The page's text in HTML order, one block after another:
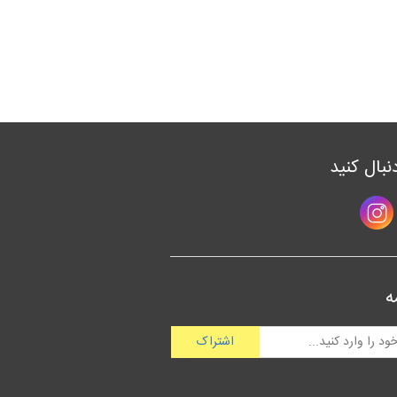
کنید
اشتراک